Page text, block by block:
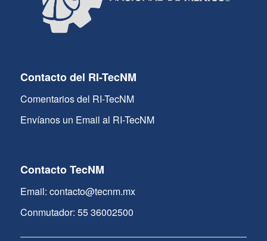
Contacto del RI-TecNM
Comentarios del RI-TecNM
Envíanos un Email al RI-TecNM
Contacto TecNM
Email: contacto@tecnm.mx
Conmutador: 55 36002500